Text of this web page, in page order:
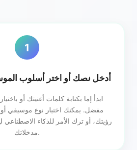
1
أدخل نصك أو اختر أسلوب
ابدأ إما بكتابة كلمات أغنيتك أو
مفضل. يمكنك اختيار نوع موسيقي
رؤيتك، أو ترك الأمر للذكاء الاصطناعي
مدخلاتك.